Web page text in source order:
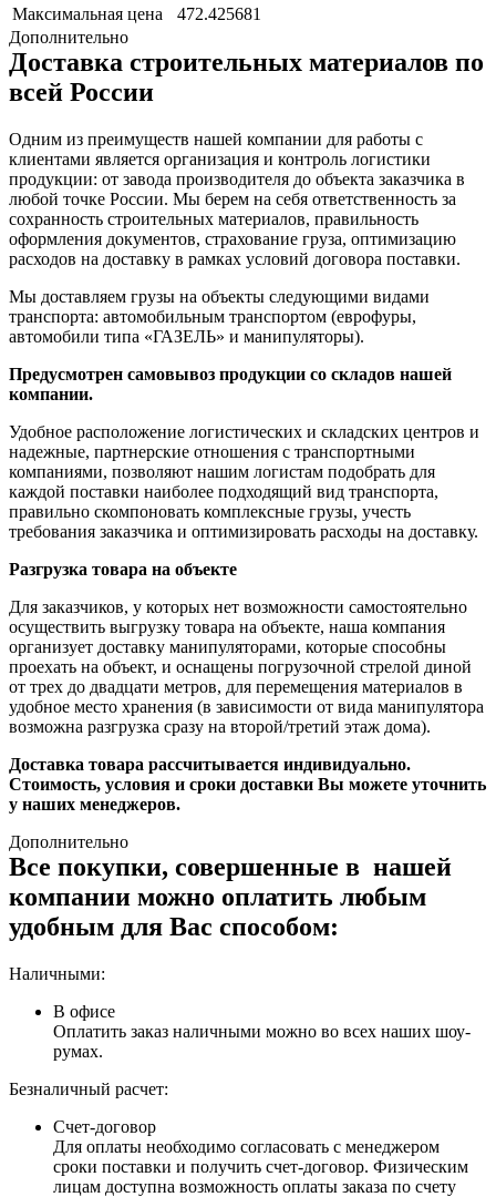
Максимальная цена
472.425681
Дополнительно
Доставка строительных материалов по
всей России
Одним из преимуществ нашей компании для работы с
клиентами является организация и контроль логистики
продукции: от завода производителя до объекта заказчика в
любой точке России. Мы берем на себя ответственность за
сохранность строительных материалов, правильность
оформления документов, страхование груза, оптимизацию
расходов на доставку в рамках условий договора поставки.
Мы доставляем грузы на объекты следующими видами
транспорта: автомобильным транспортом (еврофуры,
автомобили типа «ГАЗЕЛЬ» и манипуляторы).
Предусмотрен самовывоз продукции со складов нашей
компании.
Удобное расположение логистических и складских центров и
надежные, партнерские отношения с транспортными
компаниями, позволяют нашим логистам подобрать для
каждой поставки наиболее подходящий вид транспорта,
правильно скомпоновать комплексные грузы, учесть
требования заказчика и оптимизировать расходы на доставку.
Разгрузка товара на объекте
Для заказчиков, у которых нет возможности самостоятельно
осуществить выгрузку товара на объекте, наша компания
организует доставку манипуляторами, которые способны
проехать на объект, и оснащены погрузочной стрелой диной
от трех до двадцати метров, для перемещения материалов в
удобное место хранения (в зависимости от вида манипулятора
возможна разгрузка сразу на второй/третий этаж дома).
Доставка товара рассчитывается индивидуально.
Стоимость, условия и сроки доставки Вы можете уточнить
у наших менеджеров.
Дополнительно
Все покупки, совершенные в нашей
компании можно оплатить любым
удобным для Вас способом:
Наличными:
В офисе
Оплатить заказ наличными можно во всех наших шоу-
румах.
Безналичный расчет:
Счет-договор
Для оплаты необходимо согласовать с менеджером
сроки поставки и получить счет-договор. Физическим
лицам доступна возможность оплаты заказа по счету